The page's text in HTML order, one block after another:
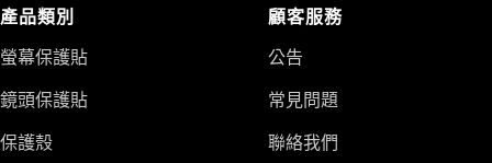
產品類別
螢幕保護貼
鏡頭保護貼
保護殼
顧客服務
公告
常見問題
聯絡我們